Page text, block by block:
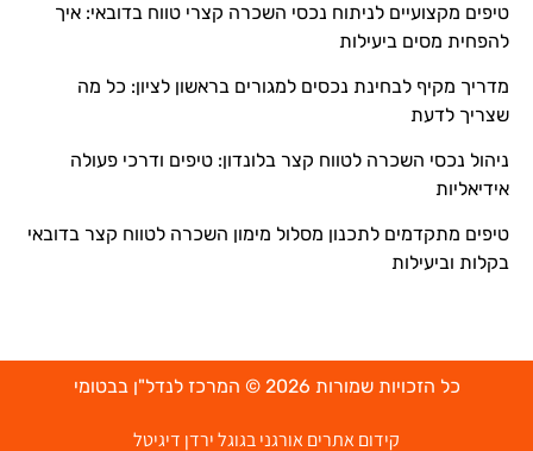
טיפים מקצועיים לניתוח נכסי השכרה קצרי טווח בדובאי: איך
להפחית מסים ביעילות
מדריך מקיף לבחינת נכסים למגורים בראשון לציון: כל מה
שצריך לדעת
ניהול נכסי השכרה לטווח קצר בלונדון: טיפים ודרכי פעולה
אידיאליות
טיפים מתקדמים לתכנון מסלול מימון השכרה לטווח קצר בדובאי
בקלות וביעילות
כל הזכויות שמורות 2026 © המרכז לנדל"ן בבטומי
קידום אתרים אורגני בגוגל ירדן דיגיטל